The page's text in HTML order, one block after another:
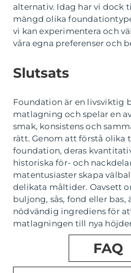
alternativ. Idag har vi dock
mängd olika
vi kan experimentera och
våra egna preferenser och
Slutsats
Foundation är en livsviktig
matlagning och spelar en
smak, konsistens och
rätt. Genom att förstå olika
foundation, deras
historiska för- och
matentusiaster skapa
delikata måltider. Oavsett
buljong, sås, fond eller bas,
nödvändig ingrediens för
matlagningen till nya
FAQ